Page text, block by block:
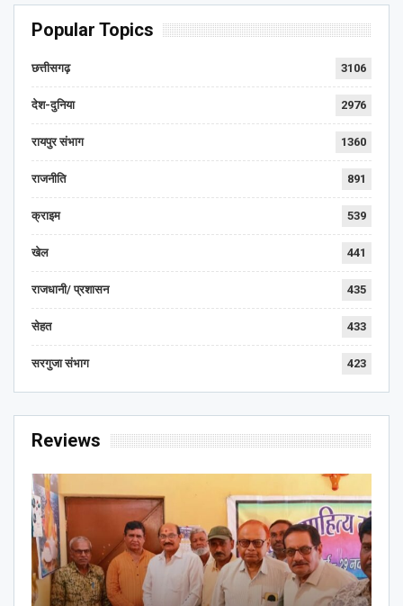
Popular Topics
छत्तीसगढ़ 3106
देश-दुनिया 2976
रायपुर संभाग 1360
राजनीति 891
क्राइम 539
खेल 441
राजधानी/ प्रशासन 435
सेहत 433
सरगुजा संभाग 423
Reviews